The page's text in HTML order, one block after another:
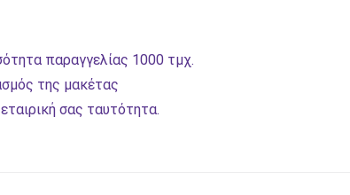
παραγγελίας 1000 τμχ.
της μακέτας
σας ταυτότητα.